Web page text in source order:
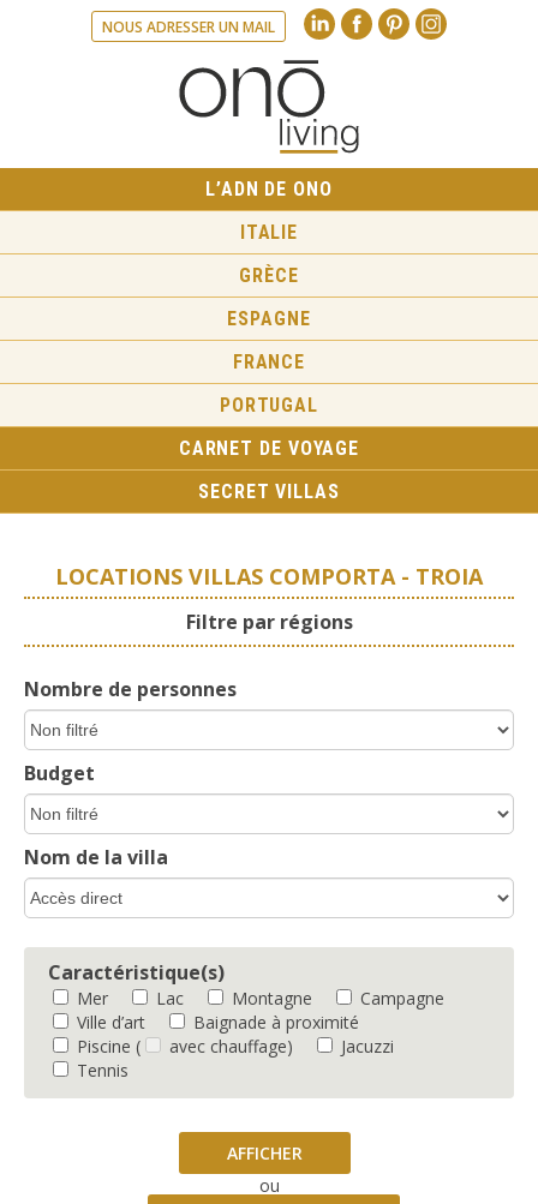
NOUS ADRESSER UN MAIL Linkedin
L’ADN DE ONO
ITALIE
GRÈCE
ESPAGNE
FRANCE
PORTUGAL
CARNET DE VOYAGE
SECRET VILLAS
LOCATIONS VILLAS COMPORTA - TROIA
Filtre par régions
Nombre de personnes
Budget
Nom de la villa
Caractéristique(s)
Mer Lac Montagne
Campagne
Ville d’art
Baignade à proximité
Piscine ( avec chauffage)
Jacuzzi
Tennis
AFFICHER
ou